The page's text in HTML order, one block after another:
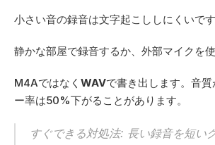
小さい音の録音は文字起こししにくいです
静かな部屋で録音するか、外部マイクを使
M4Aではなく WAVで書き出します。音
ー率は50%下がることがあります。
すぐできる対処法: 長い録音を短い